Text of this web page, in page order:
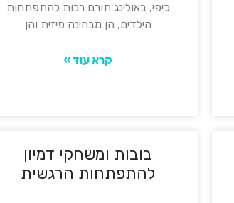
כיפי, באולינג תורם רבות להתפתחות
הילדים, הן מבחינה פיזית והן
קרא עוד »
בובות ומשחקי דמיון
להתפתחות הרגשית